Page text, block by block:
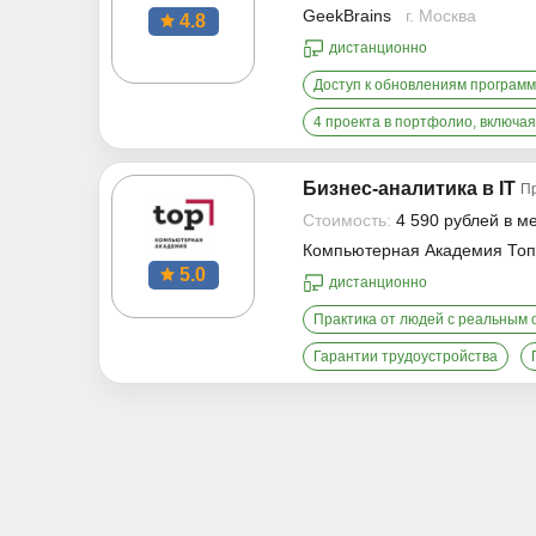
4.8 GeekBrains г. Москва
дистанционно
Доступ к обновлениям
4 проекта в портфолио,
5.0
Бизнес-аналитика в IT
Стоимость: 4 590 рублей в
Компьютерная Академия Топ
дистанционно
Практика от людей с
Гарантии трудоустройства